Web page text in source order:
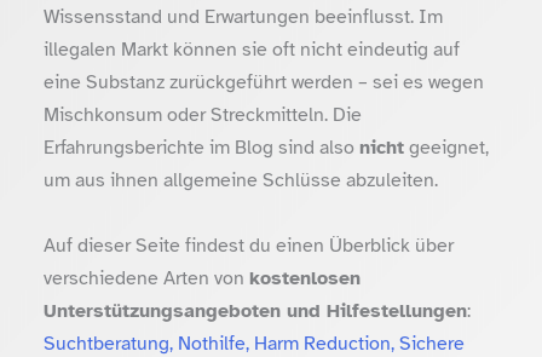
Wissensstand und Erwartungen beeinflusst. Im
illegalen Markt können sie oft nicht eindeutig auf
eine Substanz zurückgeführt werden – sei es wegen
Mischkonsum oder Streckmitteln. Die
Erfahrungsberichte im Blog sind also nichtgeeignet,
um aus ihnen allgemeine Schlüsse abzuleiten.
Auf dieser Seite findest du einen Überblick über
verschiedene Arten von kostenlosen
Unterstützungsangeboten und Hilfestellungen:
Suchtberatung, Nothilfe, Harm Reduction, Sichere